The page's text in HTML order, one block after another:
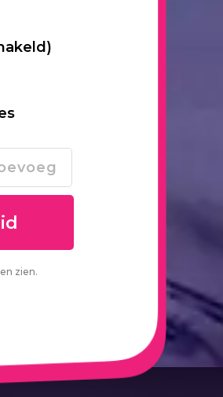
zien.